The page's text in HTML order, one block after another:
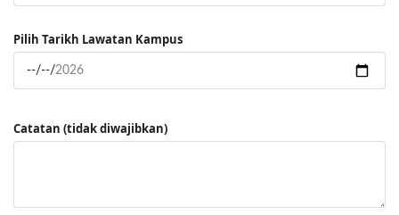
Pilih Tarikh Lawatan Kampus
Catatan (tidak diwajibkan)